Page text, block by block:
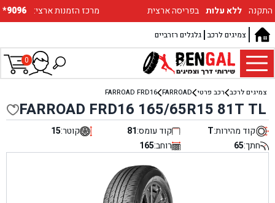
*9096 :מרכז הזמנות ארצי התקנה ללא עלות בפריסה ארצית
גלגלים רזרביים צמיגים לרכב
0
צמיגים לרכב רכב פרטי FARROAD
FARROAD FRD16
FARROAD FRD16 165/65R15 81T TL
קוד מהירות:T קוד עומס:81 קוטר:15
חתך:65 רוחב:165